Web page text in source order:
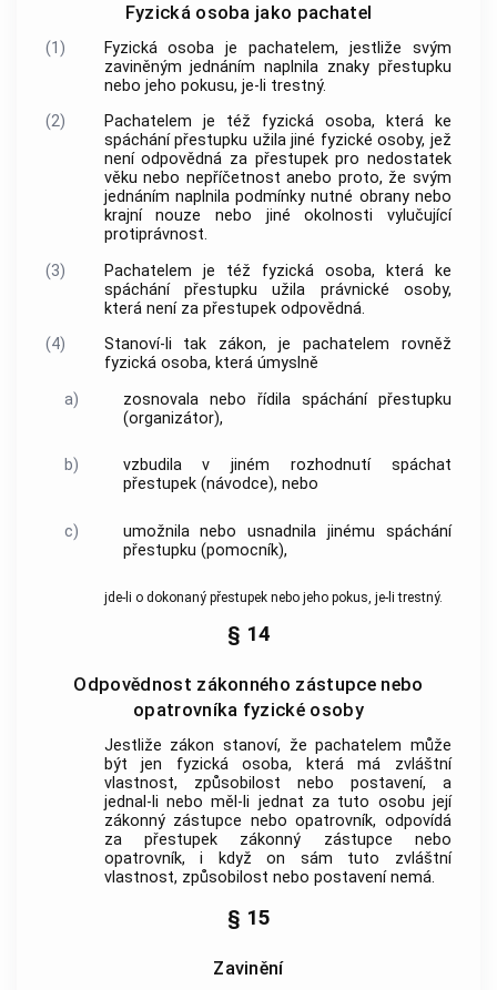
Fyzická osoba jako pachatel
(1)
Fyzická osoba je pachatelem, jestliže svým
zaviněným jednáním naplnila znaky přestupku
nebo jeho pokusu, je-li trestný.
(2)
Pachatelem je též fyzická osoba, která ke
spáchání přestupku užila jiné fyzické osoby, jež
není odpovědná za přestupek pro nedostatek
věku nebo nepříčetnost anebo proto, že svým
jednáním naplnila podmínky nutné obrany nebo
krajní nouze nebo jiné okolnosti vylučující
protiprávnost.
(3)
Pachatelem je též fyzická osoba, která ke
spáchání přestupku užila právnické osoby,
která není za přestupek odpovědná.
(4)
Stanoví-li tak zákon, je pachatelem rovněž
fyzická osoba, která úmyslně
a)
zosnovala nebo řídila spáchání přestupku
(organizátor),
b)
vzbudila v jiném rozhodnutí spáchat
přestupek (návodce), nebo
c)
umožnila nebo usnadnila jinému spáchání
přestupku (pomocník),
jde-li o dokonaný přestupek nebo jeho pokus, je-li trestný.
§ 14
Odpovědnost zákonného zástupce nebo
opatrovníka fyzické osoby
Jestliže zákon stanoví, že pachatelem může
být jen fyzická osoba, která má zvláštní
vlastnost, způsobilost nebo postavení, a
jednal-li nebo měl-li jednat za tuto osobu její
zákonný zástupce nebo opatrovník, odpovídá
za přestupek zákonný zástupce nebo
opatrovník, i když on sám tuto zvláštní
vlastnost, způsobilost nebo postavení nemá.
§ 15
Zavinění